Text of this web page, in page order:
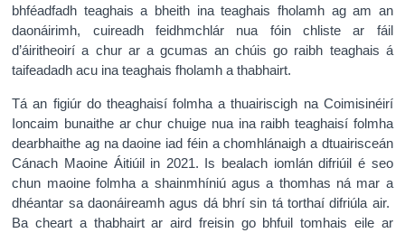
bhféadfadh teaghais a bheith ina teaghais fholamh ag am an
daonáirimh, cuireadh feidhmchlár nua fóin chliste ar fáil
d’áiritheoirí a chur ar a gcumas an chúis go raibh teaghais á
taifeadadh acu ina teaghais fholamh a thabhairt.
Tá an figiúr do theaghaisí folmha a thuairiscigh na Coimisinéirí
Ioncaim bunaithe ar chur chuige nua ina raibh teaghaisí folmha
dearbhaithe ag na daoine iad féin a chomhlánaigh a dtuairisceán
Cánach Maoine Áitiúil in 2021. Is bealach iomlán difriúil é seo
chun maoine folmha a shainmhíniú agus a thomhas ná mar a
dhéantar sa daonáireamh agus dá bhrí sin tá torthaí difriúla air.
Ba cheart a thabhairt ar aird freisin go bhfuil tomhais eile ar